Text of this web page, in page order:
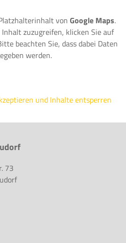
vonGoogle Maps.
zuzugreifen, klicken Sie auf
beachten Sie, dass dabei Daten
werden.
und Inhalte entsperren
73